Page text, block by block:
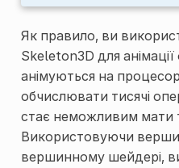
Як правило, ви
Skeleton3D для
анімуються на
обчислювати тисячі
стає неможливим мати
Використовуючи
вершинному шейдері,